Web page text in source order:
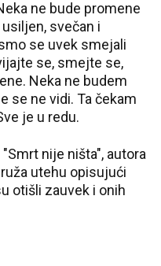
ne bude promene
svečan i
se uvek smejali
se, smejte se,
Neka ne budem
se ne vidi. Ta čekam
je u redu.
"Smrt nije ništa", autora
utehu opisujući
otišli zauvek i onih